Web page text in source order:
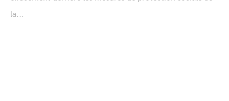
la...